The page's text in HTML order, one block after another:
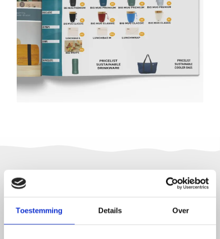
Toestemming Details Over
Contact